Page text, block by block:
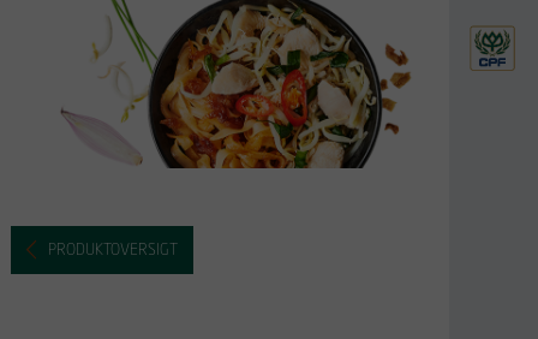
PRODUKTOVERSIGT